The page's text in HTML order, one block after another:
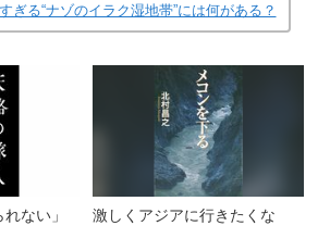
ぎる“ナゾのイラク湿地帯”には何がある？
ない」
激しくアジアに行きたくな